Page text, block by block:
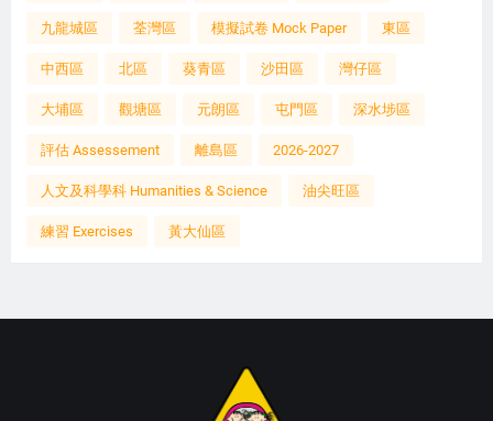
九龍城區 荃灣區 模擬試卷 Mock Paper 東區
中西區 北區 葵青區 沙田區 灣仔區
大埔區 觀塘區 元朗區 屯門區 深水埗區
評估 Assessement 離島區 2026-2027
人文及科學科 Humanities & Science 油尖旺區
練習 Exercises 黃大仙區